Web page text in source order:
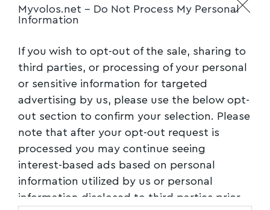
Myvolos.net - Do Not Process My Personal
Information
If you wish to opt-out of the sale, sharing to
third parties, or processing of your personal
or sensitive information for targeted
advertising by us, please use the below opt-
out section to confirm your selection. Please
note that after your opt-out request is
processed you may continue seeing
interest-based ads based on personal
information utilized by us or personal
information disclosed to third parties prior
Google News και μάθετε πρώτοι όλες
τις ειδήσεις.
Ακολουθήστε μας στο επίσημο κανάλι
του Myvolos.net στο Youtube
TAGGED: ΒΟΛΟΣ, ΣΥΜΒΟΥΛΙΟ